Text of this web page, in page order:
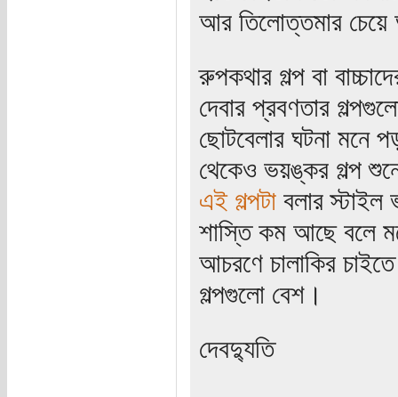
আর তিলোত্তমার চেয়ে
রুপকথার গল্প বা
দেবার প্রবণতার
ছোটবেলার ঘটনা
থেকেও ভয়ঙ্কর গল্প
এই গল্পটাবলার স্টাইল
শাস্তি কম আছে বলে
আচরণে চালাকির
গল্পগুলো বেশ।
দেবদ্যুতি